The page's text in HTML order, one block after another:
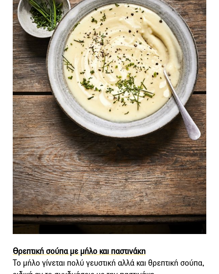
Θρεπτική σούπα με μήλο και παστινάκη
Το μήλο γίνεται πολύ γευστική αλλά και θρεπτική σούπα,